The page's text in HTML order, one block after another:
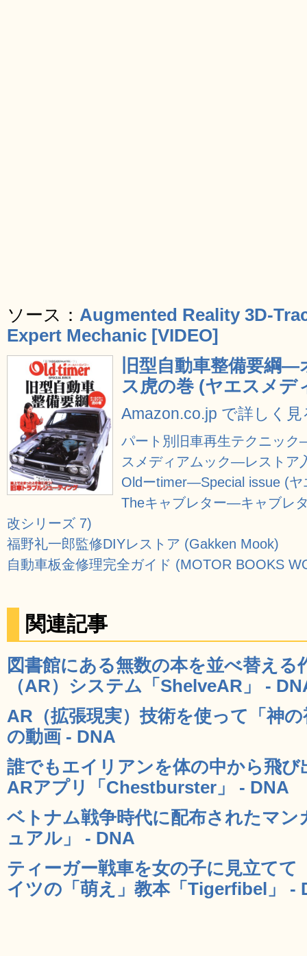
ソース： Augmented Reality 3D-
Expert Mechanic [VIDEO]
旧型自動車整備要綱
ス虎の巻 (ヤエスメデ
Amazon.co.jp で詳しく見
パート別旧車再生テクニッ
スメディアムック―レストア
Oldーtimer―Special issue (ヤ
Theキャブレター―キャブレ
改シリーズ 7)
福野礼一郎監修DIYレストア (Gakken Mook)
自動車板金修理完全ガイド (MOTOR BOOKS
関連記事
図書館にある無数の本を並べ替える
（AR）システム「ShelveAR」 -
AR（拡張現実）技術を使って「神
の動画 - DNA
誰でもエイリアンを体の中から飛
ARアプリ「Chestburster」 - DNA
ベトナム戦争時代に配布されたマン
ュアル」 - DNA
ティーガー戦車を女の子に見立てて
イツの「萌え」教本「Tigerfibel」 -